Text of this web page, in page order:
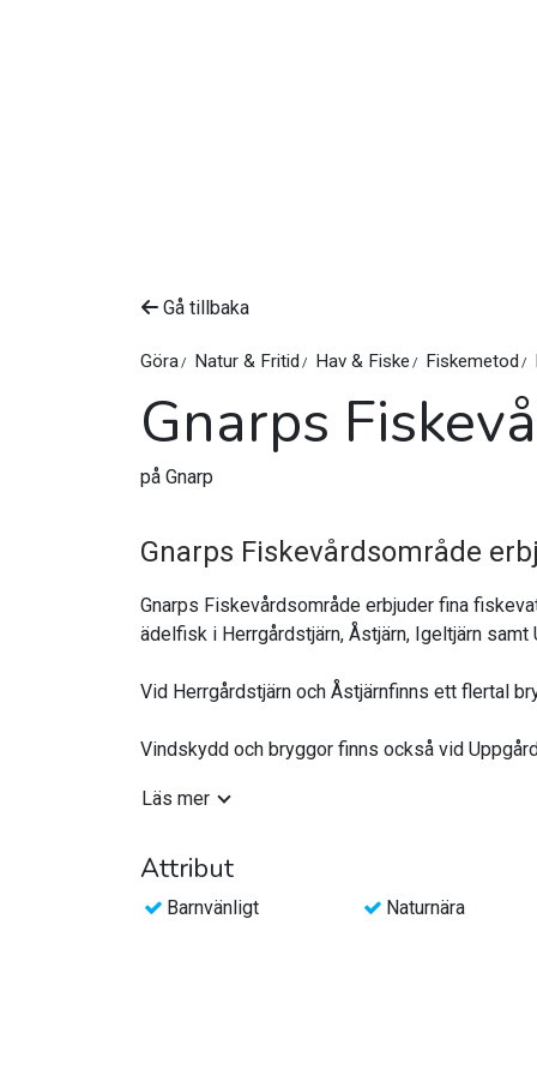
Gå tillbaka
Göra Natur & Fritid Hav & Fiske Fiskemetod
Gnarps
på Gnarp
Gnarps Fiskevårdsområde
Gnarps Fiskevårdsområde erbjuder fina
ädelfisk i Herrgårdstjärn, Åstjärn, Igeltjärn samt
Vid Herrgårdstjärn och Åstjärnfinns ett flertal
Vindskydd och bryggor finns också vid
Gnarpsån nedströms Milsbrodammen är ett utmärkt
Läs mer
Attribut
Barnvänligt Naturnära